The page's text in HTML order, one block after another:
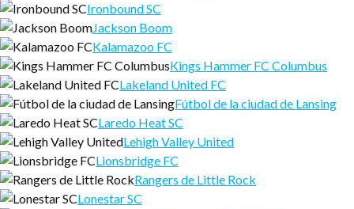
Ironbound SC
Jackson Boom
Kalamazoo FC
Kings Hammer FC Columbus
Lakeland United FC
Fútbol de la ciudad de Lansing
Laredo Heat SC
Lehigh Valley United
Lionsbridge FC
Rangers de Little Rock
Lonestar SC